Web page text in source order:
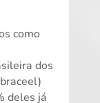
como
dos
deles já